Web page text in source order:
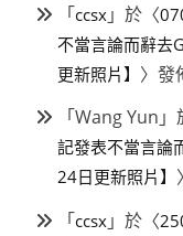
「ccsx 」於〈
不當言論而辭去
更新照片】 〉發
「Wang Yun
記發表不當言論
24日更新照片】
「ccsx 」於〈